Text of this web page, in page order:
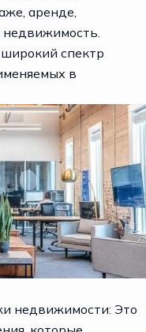
аренде,
спектр
в
недвижимости: Это